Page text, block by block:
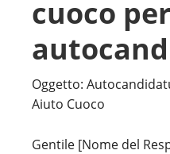
cuoco per
Oggetto:
Aiuto Cuoco
Gentile [Nome del